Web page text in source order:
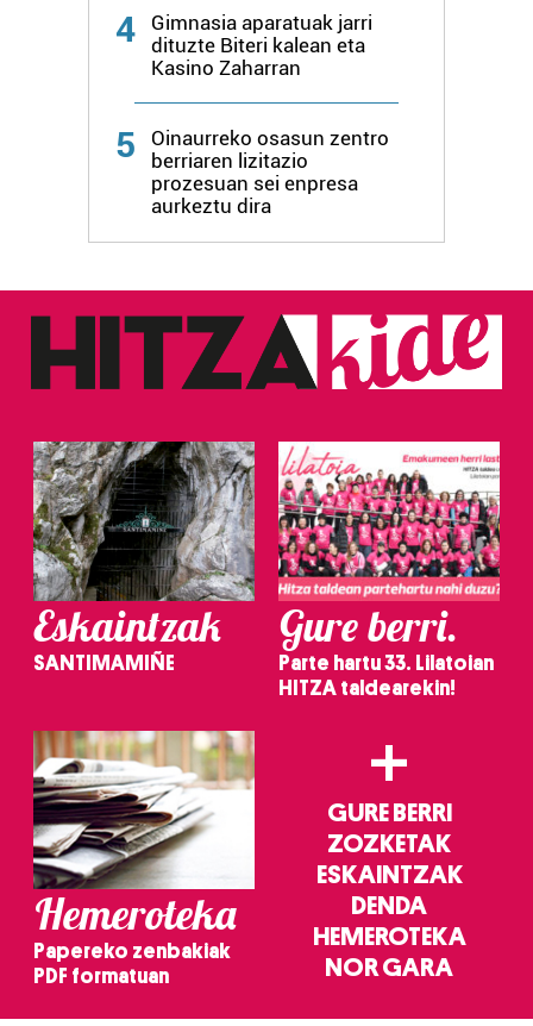
4
Gimnasia aparatuak jarri
dituzte Biteri kalean eta
Kasino Zaharran
5
Oinaurreko osasun zentro
berriaren lizitazio
prozesuan sei enpresa
aurkeztu dira
Eskaintzak
SANTIMAMIÑE
Gure berri.
Parte hartu 33. Lilatoian
HITZA taldearekin!
Hemeroteka
Papereko zenbakiak
PDF formatuan
+
GURE BERRI
ZOZKETAK
ESKAINTZAK
DENDA
HEMEROTEKA
NOR GARA